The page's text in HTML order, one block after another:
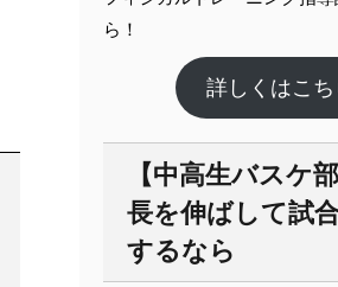
ら！
詳しくはこち
【中高生バスケ
長を伸ばして試
するなら